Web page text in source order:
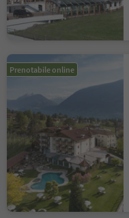
Prenotabile online